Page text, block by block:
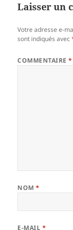
Laisser un
Votre adresse e-
sont indiqués avec
COMMENTAIRE*
NOM*
E-MAIL *